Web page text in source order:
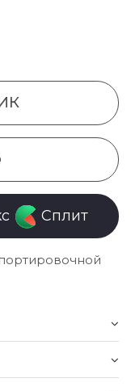
Сплит